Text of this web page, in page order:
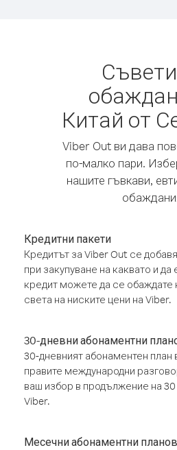
Китай от
Viber Out ви дава
по-малко пари.
нашите гъвкави,
Кредитни пакети
Кредитът за Viber Out се
при закупуване на каквато и
кредит можете да се
света на ниските цени на Viber.
30-дневни абонаментни
30-дневният абонаментен план
правите международни
ваш избор в продължение на 30
Viber.
Месечни абонаментни